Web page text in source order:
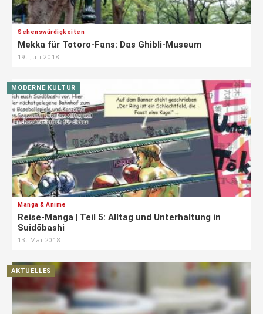
Sehenswürdigkeiten
Mekka für Totoro-Fans: Das Ghibli-Museum
19. Juli 2018
MODERNE KULTUR
Manga & Anime
Reise-Manga | Teil 5: Alltag und Unterhaltung in
Suidōbashi
13. Mai 2018
AKTUELLES